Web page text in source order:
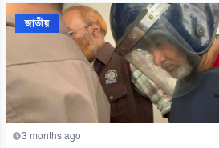
জাতীয়
3 months ago